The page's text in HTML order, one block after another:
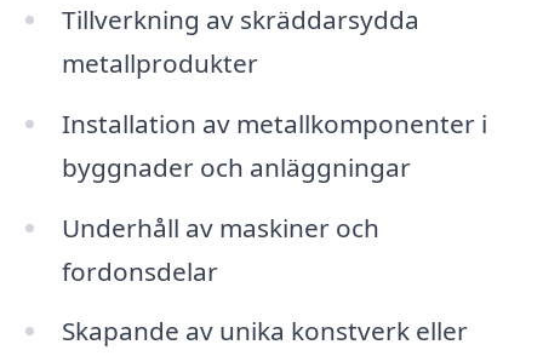
Tillverkning av skräddarsydda
metallprodukter
Installation av metallkomponenter i
byggnader och anläggningar
Underhåll av maskiner och
fordonsdelar
Skapande av unika konstverk eller